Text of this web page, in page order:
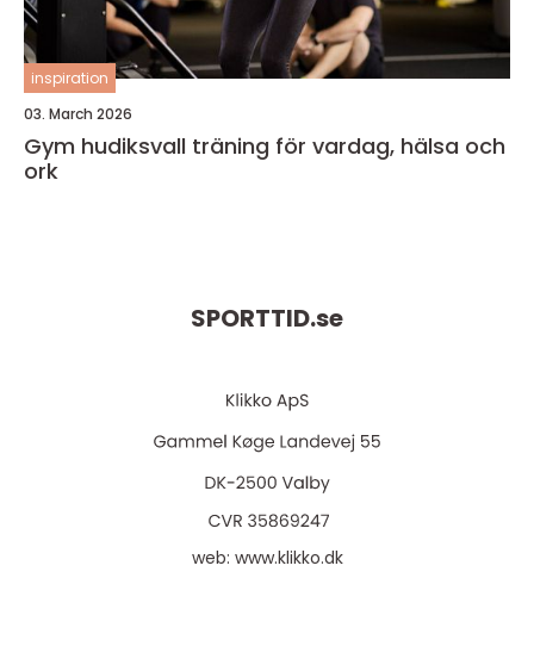
inspiration
03. March 2026
Gym hudiksvall träning för vardag, hälsa och
ork
SPORTTID.se
web: www.klikko.dk